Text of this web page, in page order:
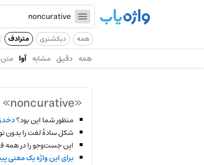
همه دیکشنری مترادف
همه دقیق مشابه آوا متن
«noncurative»
منظور شما این بود؟
شکل سادهٔ لغت را بدون
این جست‌وجو را در همه
برای این واژه یک معنی